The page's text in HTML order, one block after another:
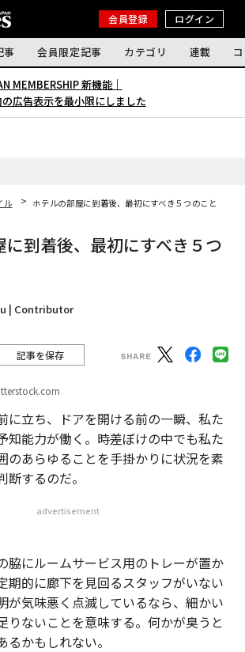
会員登録 ログイン
事 会員限定記事 カテゴリ 連載
MEMBERSHIP 新機能｜
広告表示を最小限にしました
ル
ホテルの部屋に到着後、最初にすべき５つのこと
に到着後、最初にすべき５つ
| Contributor
記事を保存
に立ち、ドアを開ける前の一瞬、私た
知能力が働く。時差ぼけの中でも私た
のあらゆることを手掛かりに状況を素
するのだ。
advertisement
脇にルームサービス用のトレーが置か
期的に廊下を見回るスタッフがいない
が気味悪く点滅しているなら、細かい
りないことを意味する。何かが臭うと
かもしれない。